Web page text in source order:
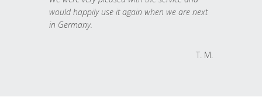
would happily use it again when we are next
in Germany.
T. M.